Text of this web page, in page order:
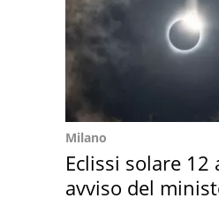
Milano
Eclissi solare 12
avviso del